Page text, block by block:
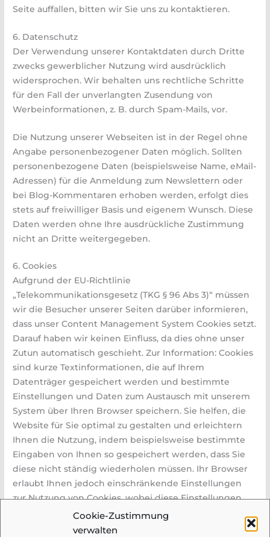
Cookie-Zustimmung
verwalten
Seite auffallen, bitten wir Sie uns zu kontaktieren.
6. Datenschutz
Der Verwendung unserer Kontaktdaten durch Dritte
zwecks gewerblicher Nutzung wird ausdrücklich
widersprochen. Wir behalten uns rechtliche Schritte
für den Fall der unverlangten Zusendung von
Werbeinformationen, z. B. durch Spam-Mails, vor.
Die Nutzung unserer Webseiten ist in der Regel ohne
Angabe personenbezogener Daten möglich. Sollten
personenbezogene Daten (beispielsweise Name, eMail-
Adressen) für die Anmeldung zum Newslettern oder
bei Blog-Kommentaren erhoben werden, erfolgt dies
stets auf freiwilliger Basis und eigenem Wunsch. Diese
Daten werden ohne Ihre ausdrückliche Zustimmung
nicht an Dritte weitergegeben.
6. Cookies
Aufgrund der EU-Richtlinie
„Telekommunikationsgesetz (TKG § 96 Abs 3)“ müssen
wir die Besucher unserer Seiten darüber informieren,
dass unser Content Management System Cookies setzt.
Darauf haben wir keinen Einfluss, da dies ohne unser
Zutun automatisch geschieht. Zur Information: Cookies
sind kurze Textinformationen, die auf Ihrem
Datenträger gespeichert werden und bestimmte
Einstellungen und Daten zum Austausch mit unserem
System über Ihren Browser speichern. Sie helfen, die
Website für Sie optimal zu gestalten und erleichtern
Ihnen die Nutzung, indem beispielsweise bestimmte
Eingaben von Ihnen so gespeichert werden, dass Sie
diese nicht ständig wiederholen müssen. Ihr Browser
erlaubt Ihnen jedoch einschränkende Einstellungen
zur Nutzung von Cookies, wobei diese Einstellungen
dazu führen können, dass unser Angebot für Sie nicht
mehr bzw. nur noch eingeschränkt funktioniert.